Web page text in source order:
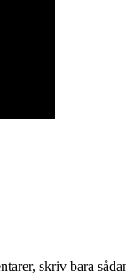
skriv bara